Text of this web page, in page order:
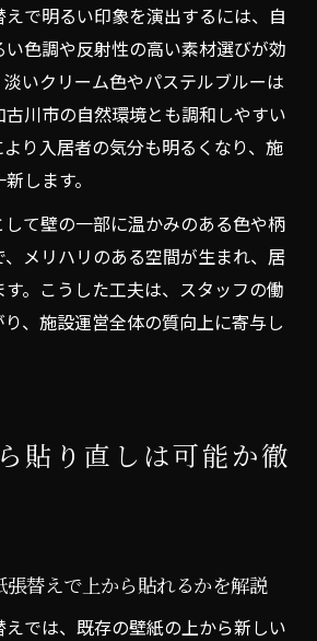
で明るい印象を演出するには、自
色調や反射性の高い素材選びが効
いクリーム色やパステルブルーは
川市の自然環境とも調和しやすい
り入居者の気分も明るくなり、施
します。
して壁の一部に温かみのある色や柄
メリハリのある空間が生まれ、居
。こうした工夫は、スタッフの働
、施設運営全体の質向上に寄与し
貼り直しは可能か徹
替えで上から貼れるかを解説
では、既存の壁紙の上から新しい